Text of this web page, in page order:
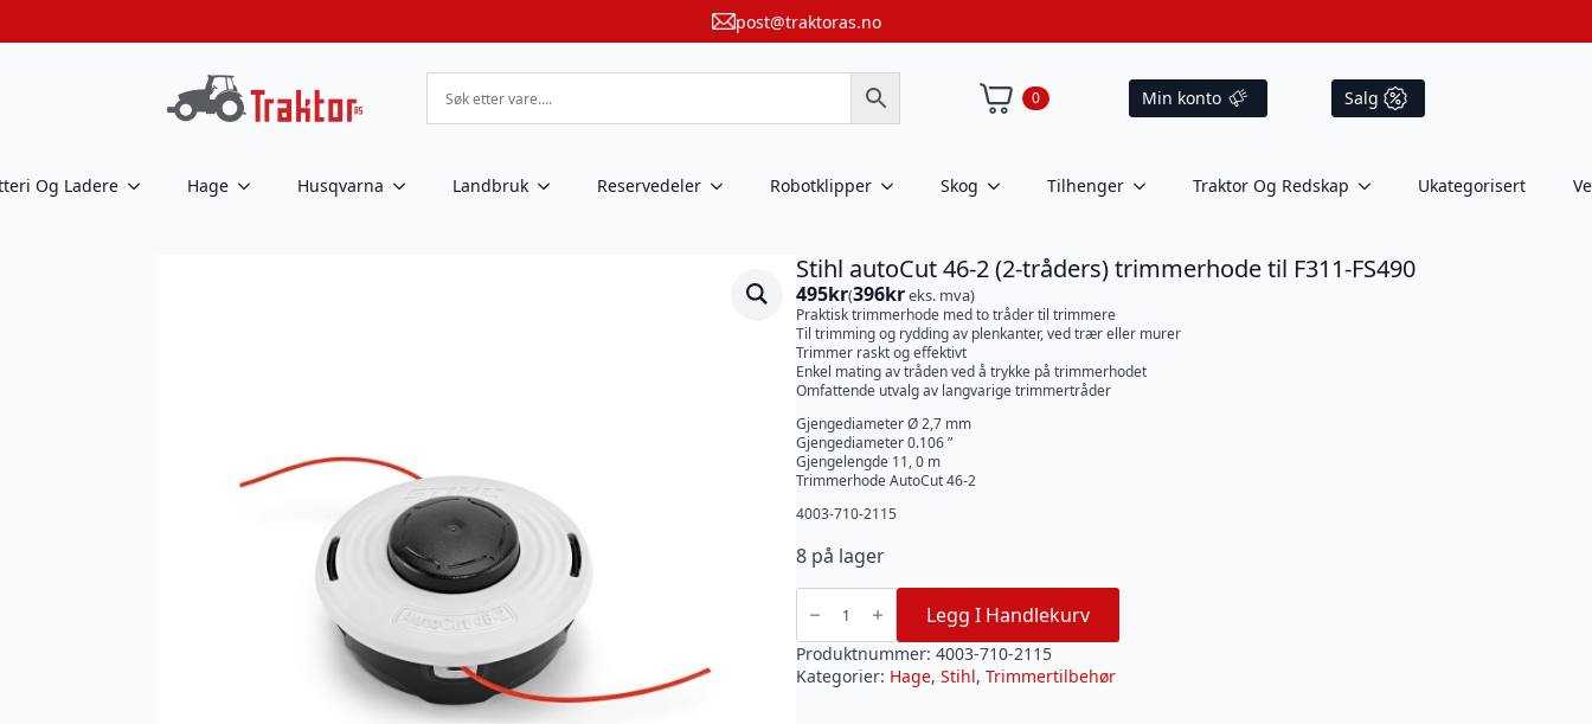
post@traktoras.no
0 Min konto Salg
Og Ladere Hage Husqvarna Landbruk Reservedeler Robotklipper Skog Tilhenger Traktor Og Redskap Ukategorisert
Stihl autoCut 46-2 (2-tråders) trimmerhode til F311-FS490
495kr(396kreks. mva)
Praktisk trimmerhode med to tråder til trimmere
Til trimming og rydding av plenkanter, ved trær eller murer
Trimmer raskt og effektivt
Enkel mating av tråden ved å trykke på trimmerhodet
Omfattende utvalg av langvarige trimmertråder
Gjengediameter Ø 2,7 mm
Gjengediameter 0.106 ”
Gjengelengde 11, 0 m
Trimmerhode AutoCut 46-2
4003-710-2115
8 på lager
Stihl
autoCut
46-
2
(2-
tråders)
trimmerhode
Legg I Handlekurv
Produktnummer: 4003-710-2115
Kategorier: Hage, Stihl, Trimmertilbehør